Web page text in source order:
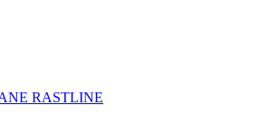
RASTLINE